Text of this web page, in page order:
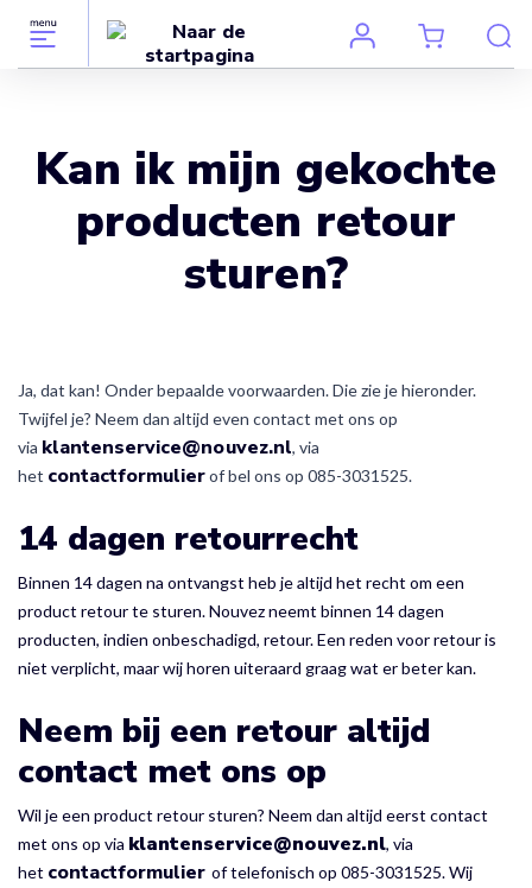
Kan ik mijn gekochte
producten retour
sturen?
Ja, dat kan! Onder bepaalde voorwaarden. Die zie je hieronder.
Twijfel je? Neem dan altijd even contact met ons op
via klantenservice@nouvez.nl, via
het contactformulierof bel ons op 085-3031525.
14 dagen retourrecht
Binnen 14 dagen na ontvangst heb je altijd het recht om een
product retour te sturen. Nouvez neemt binnen 14 dagen
producten, indien onbeschadigd, retour. Een reden voor retour is
niet verplicht, maar wij horen uiteraard graag wat er beter kan.
Neem bij een retour altijd
contact met ons op
Wil je een product retour sturen? Neem dan altijd eerst contact
met ons op via klantenservice@nouvez.nl, via
het contactformulier of telefonisch op 085-3031525. Wij